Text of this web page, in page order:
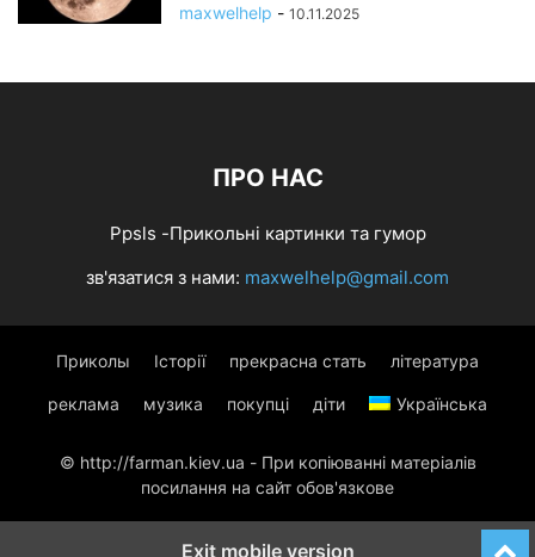
maxwelhelp - 10.11.2025
ПРО НАС
Ppsls -Прикольні картинки та гумор
зв'язатися з нами: maxwelhelp@gmail.com
Приколы Історії прекрасна стать література
реклама музика покупці діти Українська
© http://farman.kiev.ua - При копіюванні матеріалів
посилання на сайт обов'язкове
Exit mobile version